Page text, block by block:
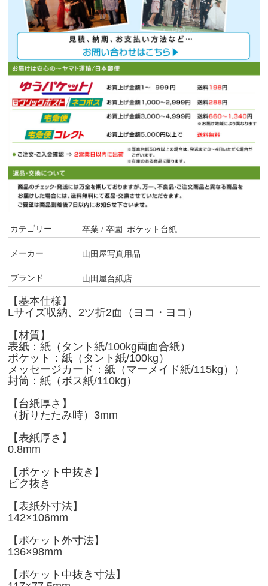
カテゴリー 卒業 / 卒園_ポケット台紙
メーカー 山田屋写真用品
ブランド 山田屋台紙店
【基本仕様】
Lサイズ収納、2ツ折2面（ヨコ・ヨコ）
【材質】
表紙：紙（タント紙/100kg両面合紙）
ポケット：紙（タント紙/100kg）
メッセージカード：紙（マーメイド紙/115kg））
封筒：紙（ボス紙/110kg）
【台紙厚さ】
（折りたたみ時）3mm
【表紙厚さ】
0.8mm
【ポケット中抜き】
ビク抜き
【表紙外寸法】
142×106mm
【ポケット外寸法】
136×98mm
【ポケット中抜き寸法】